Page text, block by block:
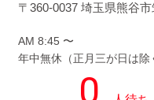
〒360-0037 埼玉県熊谷
AM 8:45 〜
年中無休（正月三が日は除